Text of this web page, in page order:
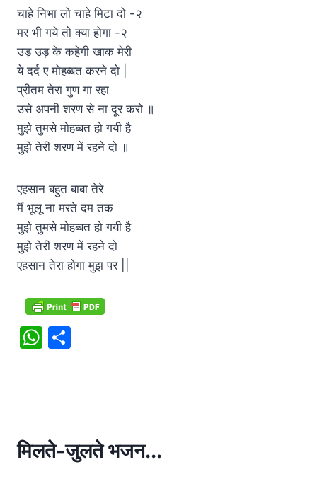
चाहे निभा लो चाहे मिटा दो -२
मर भी गये तो क्या होगा -२
उड़ उड़ के कहेगी खाक मेरी
ये दर्द ए मोहब्बत करने दो |
प्रीतम तेरा गुण गा रहा
उसे अपनी शरण से ना दूर करो ॥
मुझे तुमसे मोहब्बत हो गयी है
मुझे तेरी शरण में रहने दो ॥
एहसान बहुत बाबा तेरे
मैं भूलू ना मरते दम तक
मुझे तुमसे मोहब्बत हो गयी है
मुझे तेरी शरण में रहने दो
एहसान तेरा होगा मुझ पर ||
W
p
मिलते-जुलते भजन...